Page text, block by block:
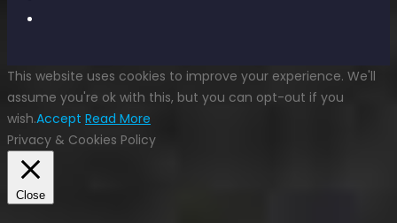
This website uses cookies to improve your experience. We'll
assume you're ok with this, but you can opt-out if you
wish.Accept Read More
Privacy & Cookies Policy
Close